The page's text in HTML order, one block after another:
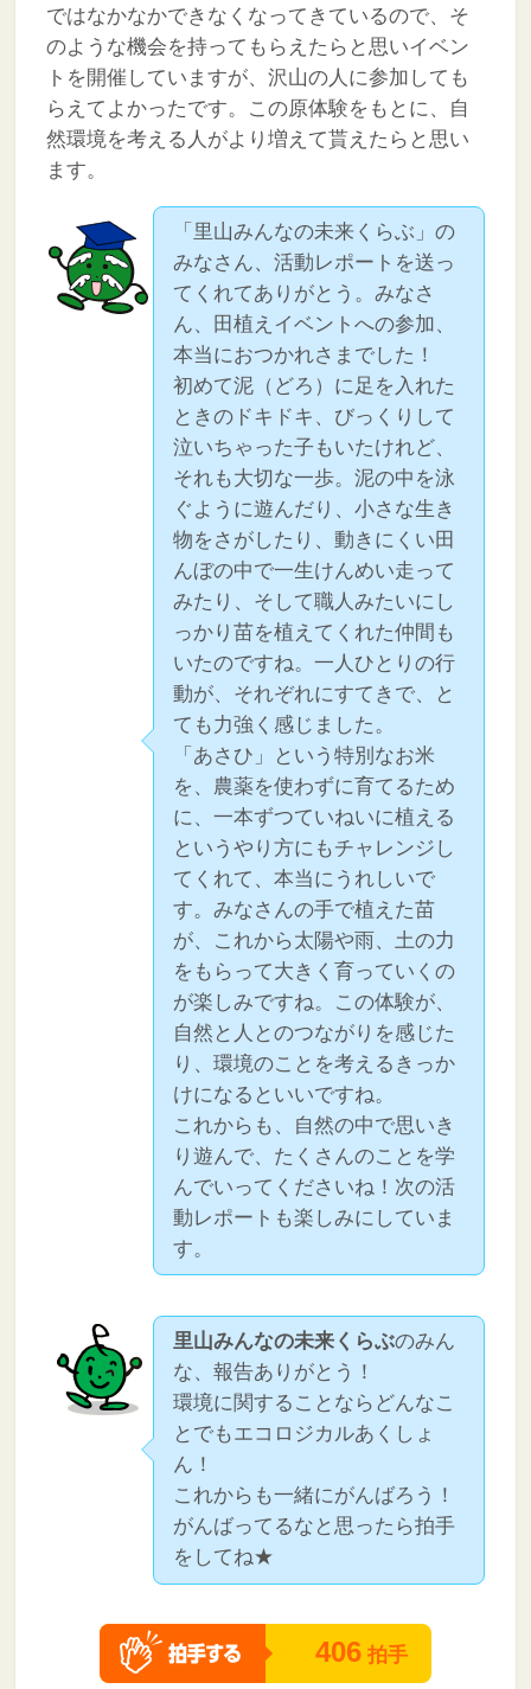
ではなかなかできなくなってきているので、そ
のような機会を持ってもらえたらと思いイベン
トを開催していますが、沢山の人に参加しても
らえてよかったです。この原体験をもとに、自
然環境を考える人がより増えて貰えたらと思い
ます。
「里山みんなの未来くらぶ」の
みなさん、活動レポートを送っ
てくれてありがとう。みなさ
ん、田植えイベントへの参加、
本当におつかれさまでした！
初めて泥（どろ）に足を入れた
ときのドキドキ、びっくりして
泣いちゃった子もいたけれど、
それも大切な一歩。泥の中を泳
ぐように遊んだり、小さな生き
物をさがしたり、動きにくい田
んぼの中で一生けんめい走って
みたり、そして職人みたいにし
っかり苗を植えてくれた仲間も
いたのですね。一人ひとりの行
動が、それぞれにすてきで、と
ても力強く感じました。
「あさひ」という特別なお米
を、農薬を使わずに育てるため
に、一本ずつていねいに植える
というやり方にもチャレンジし
てくれて、本当にうれしいで
す。みなさんの手で植えた苗
が、これから太陽や雨、土の力
をもらって大きく育っていくの
が楽しみですね。この体験が、
自然と人とのつながりを感じた
り、環境のことを考えるきっか
けになるといいですね。
これからも、自然の中で思いき
り遊んで、たくさんのことを学
んでいってくださいね！次の活
動レポートも楽しみにしていま
す。
里山みんなの未来くらぶのみん
な、報告ありがとう！
環境に関することならどんなこ
とでもエコロジカルあくしょ
ん！
これからも一緒にがんばろう！
がんばってるなと思ったら拍手
をしてね★
406 拍手